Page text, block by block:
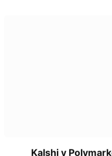
Kalshi y